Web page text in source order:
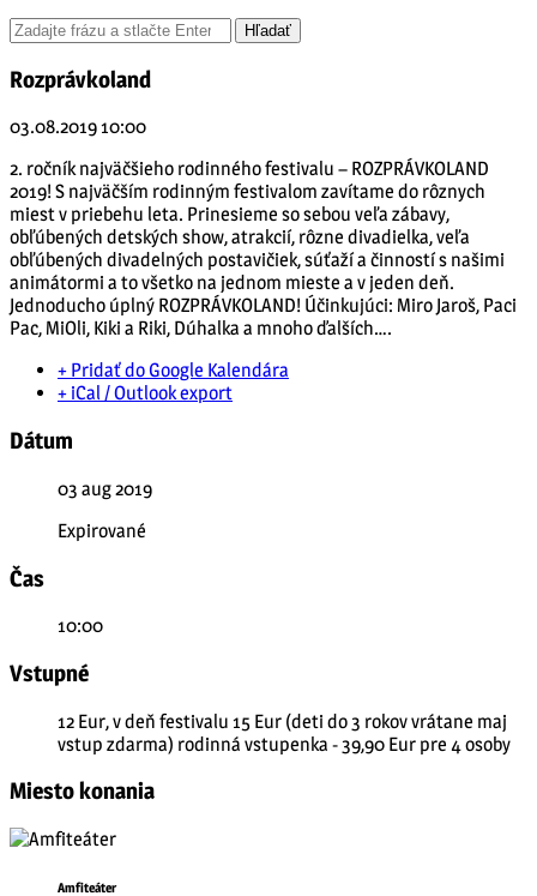
Rozprávkoland
03.08.2019 10:00
2. ročník najväčšieho rodinného festivalu – ROZPRÁVKOLAND
2019! S najväčším rodinným festivalom zavítame do rôznych
miest v priebehu leta. Prinesieme so sebou veľa zábavy,
obľúbených detských show, atrakcií, rôzne divadielka, veľa
obľúbených divadelných postavičiek, súťaží a činností s našimi
animátormi a to všetko na jednom mieste a v jeden deň.
Jednoducho úplný ROZPRÁVKOLAND! Účinkujúci: Miro Jaroš, Paci
Pac, MiOli, Kiki a Riki, Dúhalka a mnoho ďalších….
+ Pridať do Google Kalendára
+ iCal / Outlook export
Dátum
03 aug 2019
Expirované
Čas
10:00
Vstupné
12 Eur, v deň festivalu 15 Eur (deti do 3 rokov vrátane maj
vstup zdarma) rodinná vstupenka - 39,90 Eur pre 4 osoby
Miesto konania
Amfiteáter